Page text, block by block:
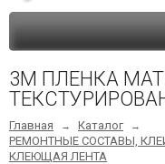
3М ПЛЕНКА
Главная → Каталог →
РЕМОНТНЫЕ СОСТАВЫ,
КЛЕЮЩАЯ ЛЕНТА